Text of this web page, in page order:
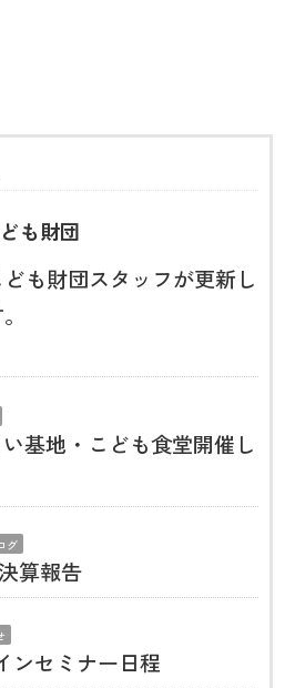
も財団
も財団スタッフが更新し
基地・こども食堂開催し
グ
算報告
ンセミナー日程